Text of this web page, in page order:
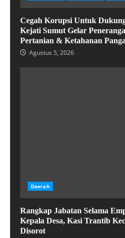
Cegah Korupsi Untuk
Kejati Sumut Gelar
Pertanian & Ketahanan
Agustus 5, 2026
Daerah
Rangkap Jabatan Selama
Kepala Desa, Kasi Trantib
Disorot